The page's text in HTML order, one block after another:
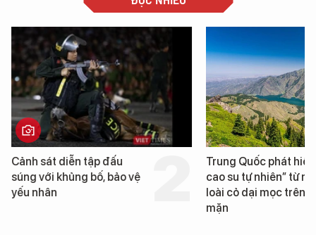
Cảnh sát diễn tập đấu
súng với khủng bố, bảo vệ
yếu nhân
Trung Quốc phát hiện
cao su tự nhiên” từ
loài cỏ dại mọc trên
mặn